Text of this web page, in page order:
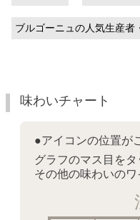
ブルゴーニュの人気生産者
味わいチャート
●アイコンの位置が
グラフのマス目をタ
その他の味わいの